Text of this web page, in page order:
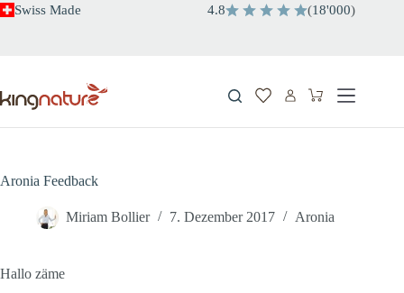
ZumSwiss Made 4.8 (18'000)
Warenkorb
Aronia Feedback
Miriam Bollier 7. Dezember 2017 Aronia
Hallo zäme